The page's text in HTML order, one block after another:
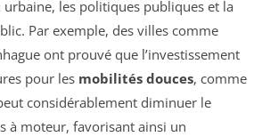
les politiques publiques et la
Par exemple, des villes comme
ont prouvé que l’investissement
pour les mobilités douces, comme
considérablement diminuer le
à moteur, favorisant ainsi un